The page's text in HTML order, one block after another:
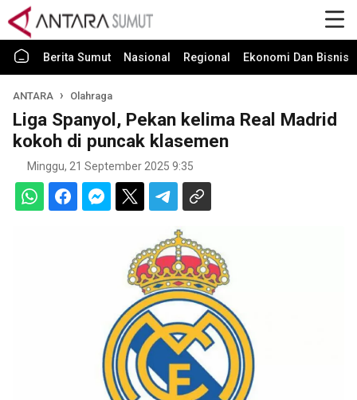
Berita Sumut Nasional Regional Ekonomi Dan Bisnis
ANTARA Olahraga
Liga Spanyol, Pekan kelima Real Madrid
kokoh di puncak klasemen
Minggu, 21 September 2025 9:35